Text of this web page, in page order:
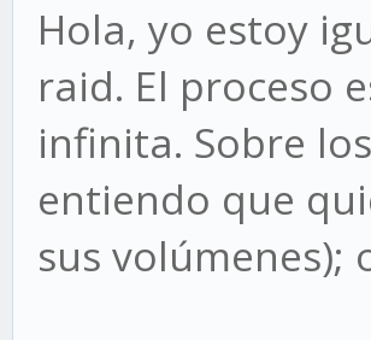
Hola, yo estoy
raid. El proceso
infinita. Sobre
entiendo que
sus volúmenes);